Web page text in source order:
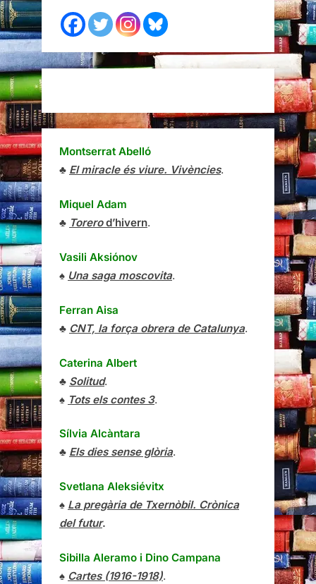
Montserrat Abelló
♣ El miracle és viure. Vivències.
Miquel Adam
♣ Torerod’hivern.
Vasili Aksiónov
♠ Una saga moscovita.
Ferran Aisa
♣ CNT, la força obrera de Catalunya.
Caterina Albert
♣ Solitud.
♠ Tots els contes 3.
Sílvia Alcàntara
♣ Els dies sense glòria.
Svetlana Aleksiévitx
♠ La pregària de Txernòbil. Crònica
del futur.
Sibilla Aleramo i Dino Campana
♠ Cartes (1916-1918).